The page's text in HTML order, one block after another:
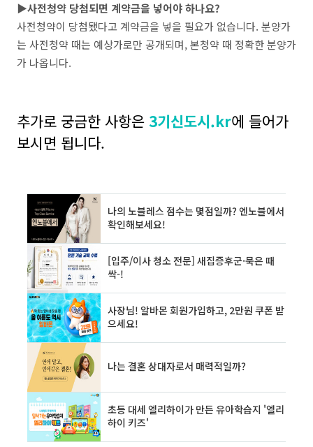
▶사전청약 당첨되면 계약금을 넣어야 하나요?
사전청약이 당첨됐다고 계약금을 넣을 필요가 없습니다. 분양가
는 사전청약 때는 예상가로만 공개되며, 본청약 때 정확한 분양가
가 나옵니다.
추가로 궁금한 사항은 3기신도시.kr에 들어가
보시면 됩니다.